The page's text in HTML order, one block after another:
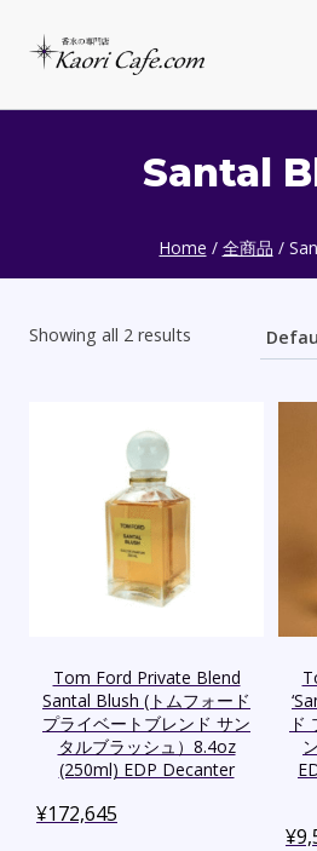
Santal
Home / 全商品 /
Showing all 2 results
Tom Ford Private Blend
Santal Blush (トムフォード
プライベートブレンド サン
タルブラッシュ）8.4oz
(250ml) EDP Decanter
¥172,645
ド
¥